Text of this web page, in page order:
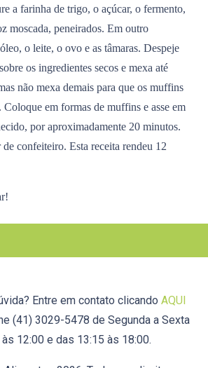
a farinha de trigo, o açúcar, o fermento,
moscada, peneirados. Em outro
o leite, o ovo e as tâmaras. Despeje
os ingredientes secos e mexa até
não mexa demais para que os muffins
Coloque em formas de muffins e asse em
por aproximadamente 20 minutos.
confeiteiro. Esta receita rendeu 12
Entre em contato clicando AQUI
(41) 3029-5478 de Segunda a Sexta
12:00 e das 13:15 às 18:00.